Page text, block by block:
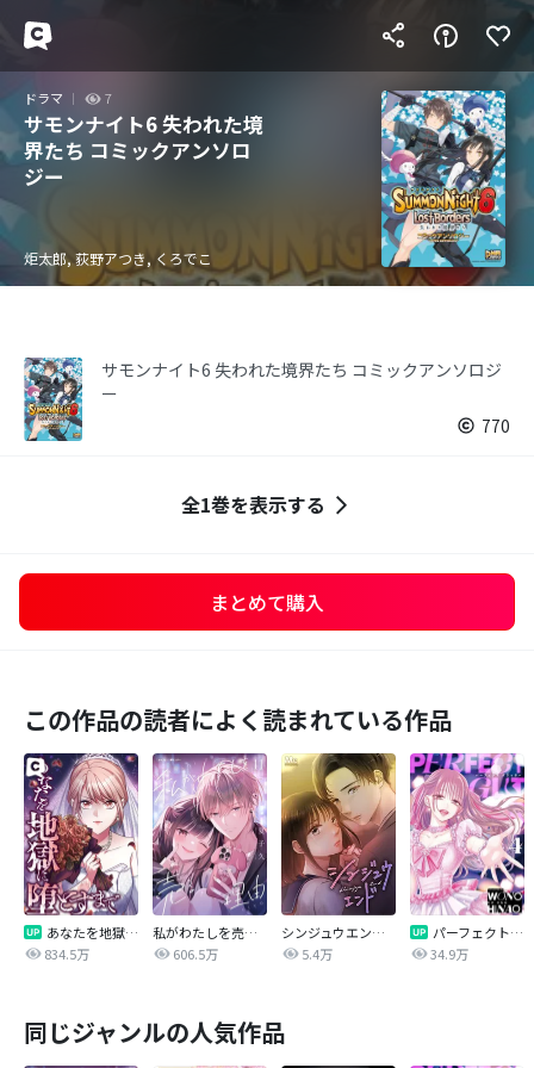
ドラマ 7
サモンナイト6 失われた境
界たち コミックアンソロ
ジー
炬太郎, 荻野アつき, くろでこ
サモンナイト6 失われた境界たち コミックアンソロジ
ー
770
全1巻を表示する
まとめて購入
この作品の読者によく読まれている作品
あなたを地獄に堕とすまで
834.5万
私がわたしを売る理由
606.5万
シンジュウエンド【タテヨミ】
5.4万
パーフェクトグリッター
34.9万
同じジャンルの人気作品